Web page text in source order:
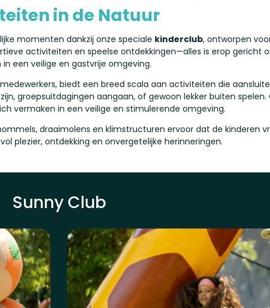
in de Natuur
momenten dankzij onze speciale kinderclub, ontworpen
activiteiten en speelse ontdekkingen—alles is erop gericht
een veilige en gastvrije omgeving.
biedt een breed scala aan activiteiten die
groepsuitdagingen aangaan, of gewoon lekker buiten spelen.
vermaken in een veilige en stimulerende omgeving.
draaimolens en klimstructuren ervoor dat de kinderen
plezier, ontdekking en onvergetelijke herinneringen.
Sunny Club